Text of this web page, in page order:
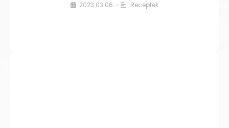
2023.03.06. • Receptek